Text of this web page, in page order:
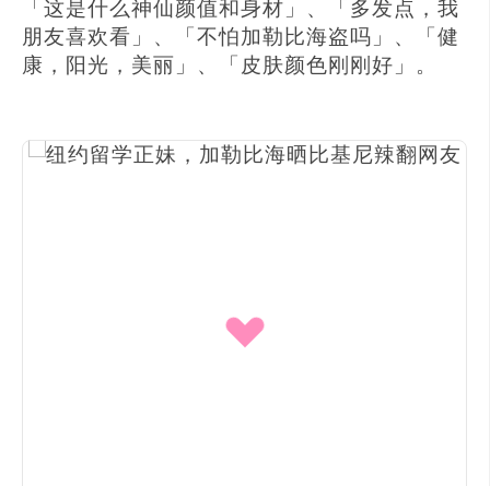
「这是什么神仙颜值和身材」、「多发点，我
朋友喜欢看」、「不怕加勒比海盗吗」、「健
康，阳光，美丽」、「皮肤颜色刚刚好」。